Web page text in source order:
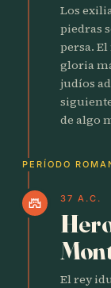
Los
piedras
persa.
gloria
judíos
de algo
PERÍODO
castle 37 A.C.
El rey